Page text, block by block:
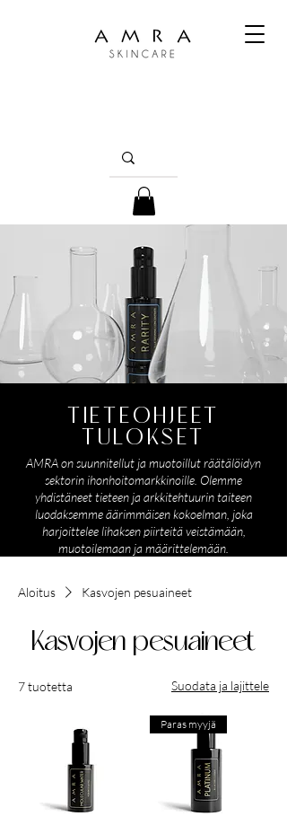
TULOKSET
TIETEOHJEET
AMRA on suunnitellut ja muotoillut räätälöidyn
sektorin ihonhoitomarkkinoille. Olemme
yhdistäneet tieteen ja arkkitehtuurin taiteen
luodaksemme äärimmäisen kokoelman, joka
harjoittelee lihaksen piirteitä veistämään,
muotoilemaan ja määrittelemään.
Aloitus Kasvojen pesuaineet
Kasvojen pesuaineet
7 tuotetta Suodata ja lajittele
Paras myyjä